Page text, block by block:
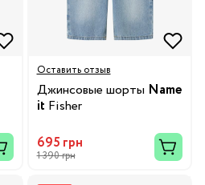
Оставить отзыв
Джинсовые шорты Name
it Fisher
695 грн
1 390 грн